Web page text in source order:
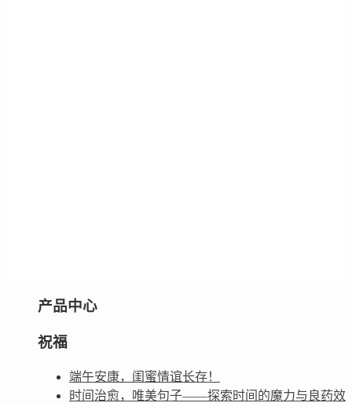
产品中心
祝福
端午安康，闺蜜情谊长存！
时间治愈，唯美句子——探索时间的魔力与良药效